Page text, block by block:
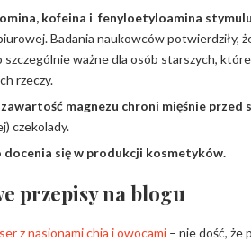
kofeina i fenyloetyloamina
Badania naukowców potwierdziły,
szczególnie ważne dla osób starszych,
rzeczy.
magnezu chroni mięśnie przed
czekolady.
docenia się w produkcji kosmetyków.
przepisy na blogu
z nasionami chia i owocami – nie dość, że